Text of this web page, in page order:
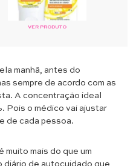
VER PRODUTO
manhã, antes do
sempre de acordo com as
A concentração ideal
Pois o médico vai ajustar
de cada pessoa.
muito mais do que um
de autocuidado que